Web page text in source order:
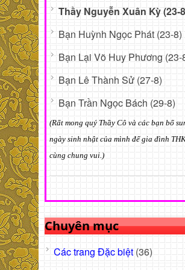
Thầy Nguyễn Xuân Kỳ (23-
Bạn Huỳnh Ngọc Phát (23-8)
Bạn Lại Võ Huy Phương (23-
Bạn Lê Thành Sử (27-8)
Bạn Trần Ngọc Bách (29-8)
(Rất mong quý Thầy Cô và các bạn bổ
ngày sinh nhật của mình để gia đình
cùng chung vui.)
Chuyên mục
Các trang Đặc biệt (36)